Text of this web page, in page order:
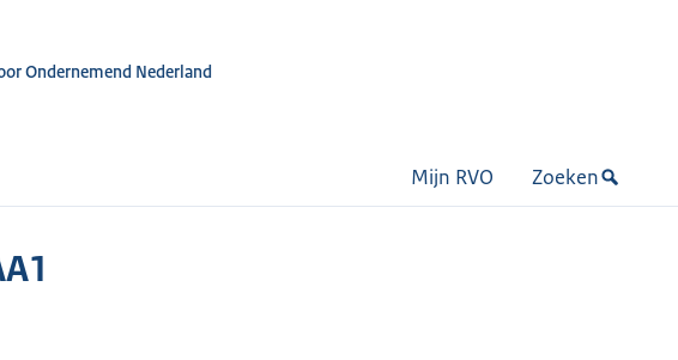
Ondernemend Nederland
Mijn RVO Zoeken